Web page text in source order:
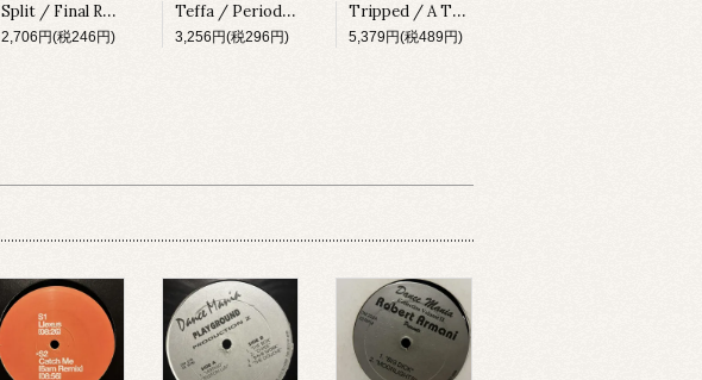
Split / Final Round EP [SUBV03][2023]
2,706円(税246円)
Teffa / Periodic Wave EP [SUBV04][2023]
3,256円(税296円)
Tripped / A Thing About Something [MADLP001][2023]
5,379円(税489円)